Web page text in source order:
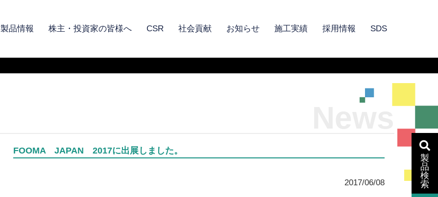
製品情報 株主・投資家の皆様へ CSR 社会貢献 お知らせ 施工実績 採用情報 SDS
News
FOOMA JAPAN 2017に出展しました。
2017/06/08
製
品
検
索